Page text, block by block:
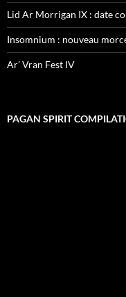
Lid Ar Morrigan IX : date
Insomnium : nouveau
Ar’ Vran Fest IV
PAGAN SPIRIT